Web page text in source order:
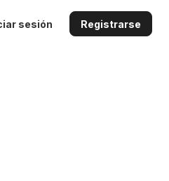
sesión Registrarse